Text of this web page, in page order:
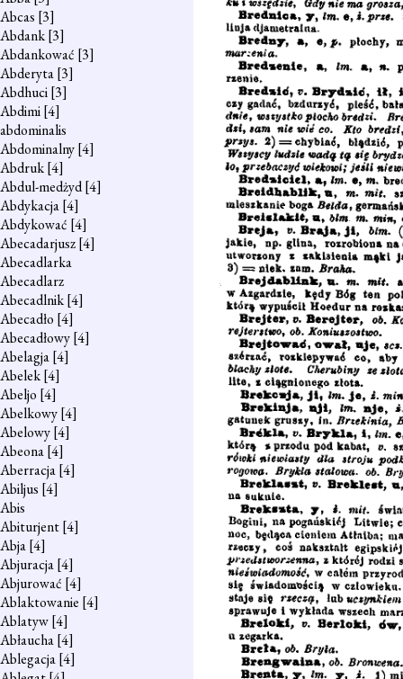
Abcas [3]
Abdank[3]
Abdankować [3]
Abderyta[3]
Abdhuci[3]
Abdimi[4]
abdominalis
Abdominalny[4]
Abdruk[4]
Abdul-medżyd[4]
Abdykacja[4]
Abdykować [4]
Abecadarjusz[4]
Abecadlarka
Abecadlarz
Abecadlnik[4]
Abecadło [4]
Abecadłowy[4]
Abelagja[4]
Abelek[4]
Abeljo [4]
Abelkowy[4]
Abelowy[4]
Abeona[4]
Aberracja[4]
Abiljus [4]
Abis
Abiturjent[4]
Abja[4]
Abjuracja[4]
Abjurować [4]
Ablaktowanie [4]
Ablatyw[4]
Abłaucha[4]
Ablegacja[4]